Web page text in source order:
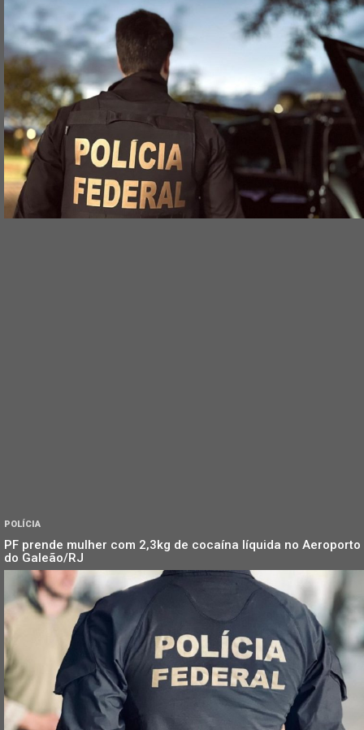
POLÍCIA
PF prende mulher com 2,3kg de cocaína líquida no Aeroporto
do Galeão/RJ